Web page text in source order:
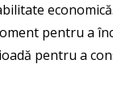
pentru a
pentru a